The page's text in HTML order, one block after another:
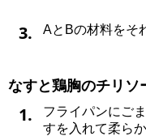
3. AとBの材料をそ
なすと鶏胸のチリソ
1.
フライパンにご
すを入れて柔ら